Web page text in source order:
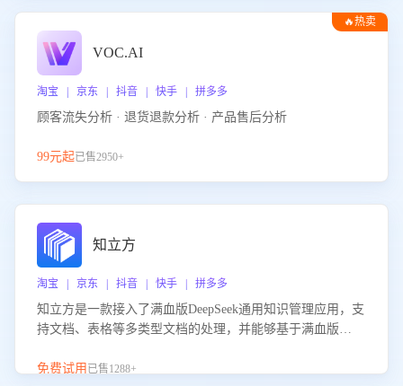
🔥热卖
VOC.AI
淘宝 | 京东 | 抖音 | 快手 | 拼多多
顾客流失分析 · 退货退款分析 · 产品售后分析
99元起已售2950+
知立方
淘宝 | 京东 | 抖音 | 快手 | 拼多多
知立方是一款接入了满血版DeepSeek通用知识管理应用，支
持文档、表格等多类型文档的处理，并能够基于满血版
识支持，帮助用户高效管理和利用知识资源。通过该产品，
免费试用 已售1288+